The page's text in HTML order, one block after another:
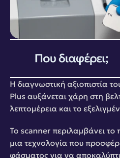
Που διαφέρει;
H διαγνωστική αξιοπιστία
Plus αυξάνεται χάρη στη
λεπτομέρεια και το
Το scanner περιλαμβάνει το
μια τεχνολογία που
φάσματος για να